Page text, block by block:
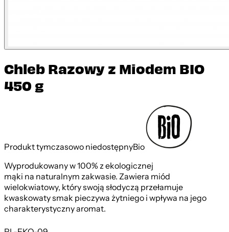
Chleb Razowy z Miodem BIO
450 g
Produkt tymczasowo niedostępnyBio
Wyprodukowany w 100% z ekologicznej
mąki na naturalnym zakwasie. Zawiera miód
wielokwiatowy, który swoją słodyczą przełamuje
kwaskowaty smak pieczywa żytniego i wpływa na jego
charakterystyczny aromat.